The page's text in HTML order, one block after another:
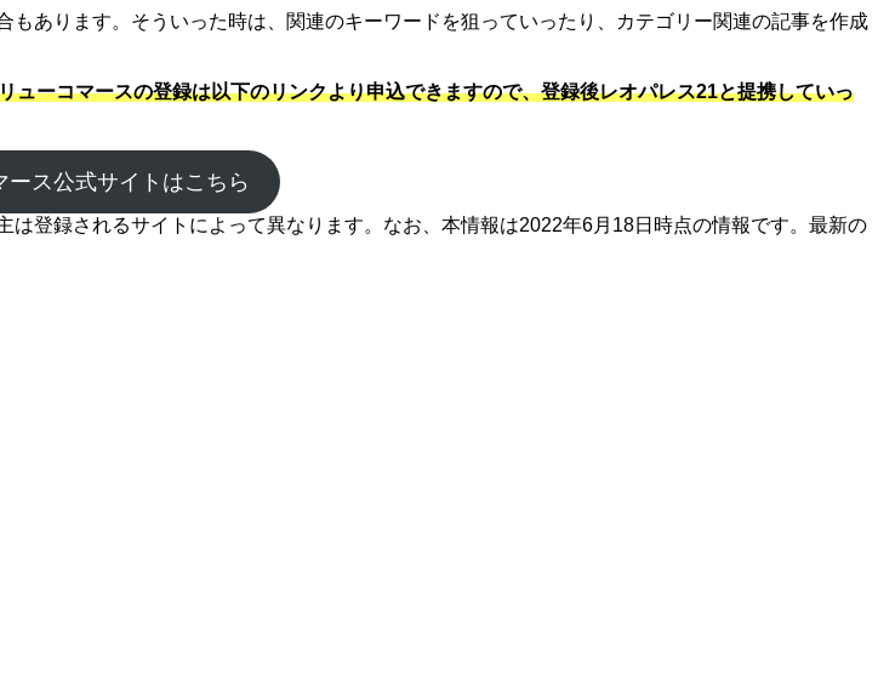
あります。そういった時は、関連のキーワードを狙っていったり、カテゴリー関連の記事を作成
ーコマースの登録は以下のリンクより申込できますので、登録後レオパレス21と提携していっ
ース公式サイトはこちら
登録されるサイトによって異なります。なお、本情報は2022年6月18日時点の情報です。最新の